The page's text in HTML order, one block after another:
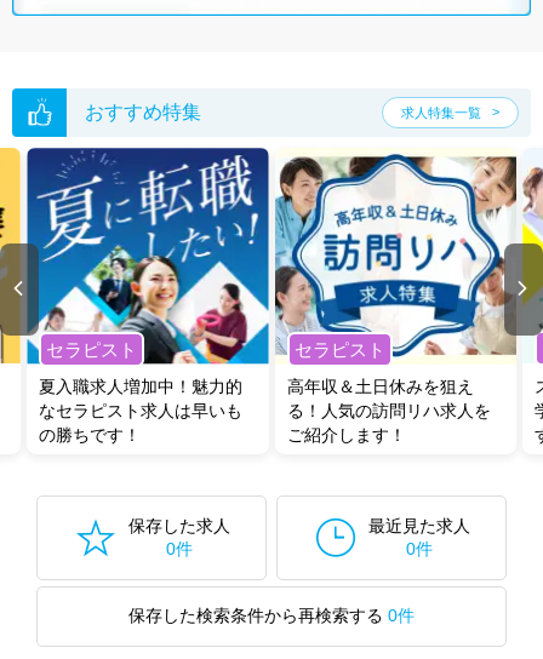
おすすめ特集 求人特集一覧
セラピスト
夏入職求人増加中！魅力的
なセラピスト求人は早いも
の勝ちです！
セラピスト
高年収＆土日休みを狙え
る！人気の訪問リハ求人を
ご紹介します！
保存した求人
0件
最近見た求人
0件
保存した検索条件から再検索する 0件